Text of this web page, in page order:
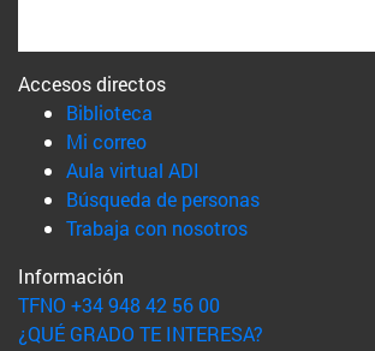
Accesos directos
Biblioteca
Mi correo(abre en nueva ventana)
Aula virtual ADI
Búsqueda de personas(abre en
Trabaja con nosotros(abre en nueva
Información
TFNO +34 948 42 56 00
¿QUÉ GRADO TE INTERESA?